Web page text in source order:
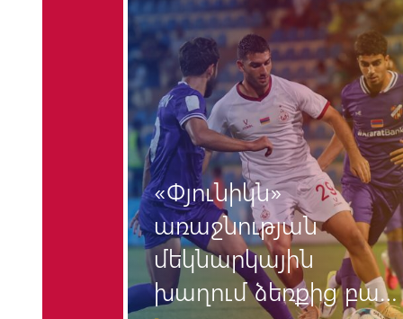
«Փյունիկն»
առաջնության
մեկնարկային
խաղում ձեռքից բաց